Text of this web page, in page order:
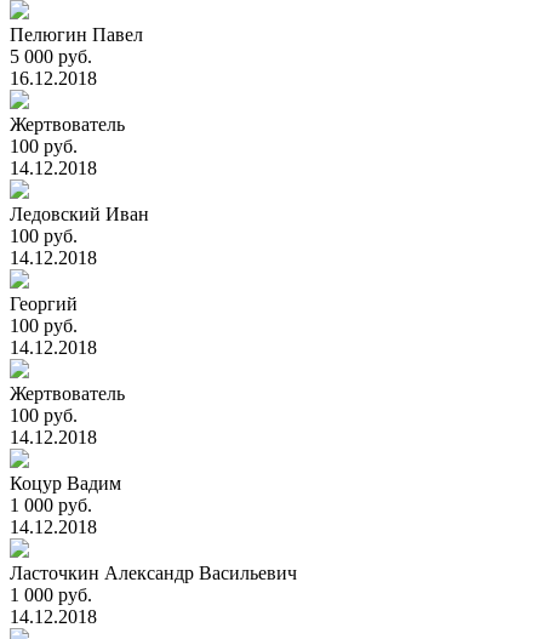
Пелюгин Павел
5 000 руб.
16.12.2018
Жертвователь
100 руб.
14.12.2018
Ледовский Иван
100 руб.
14.12.2018
Георгий
100 руб.
14.12.2018
Жертвователь
100 руб.
14.12.2018
Коцур Вадим
1 000 руб.
14.12.2018
Ласточкин Александр Васильевич
1 000 руб.
14.12.2018